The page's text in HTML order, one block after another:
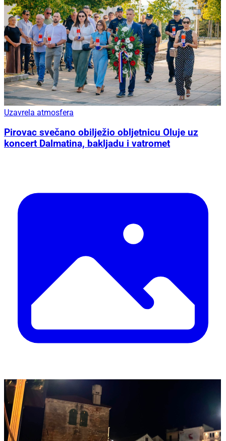
Uzavrela atmosfera
Pirovac svečano obilježio obljetnicu Oluje uz
koncert Dalmatina, bakljadu i vatromet